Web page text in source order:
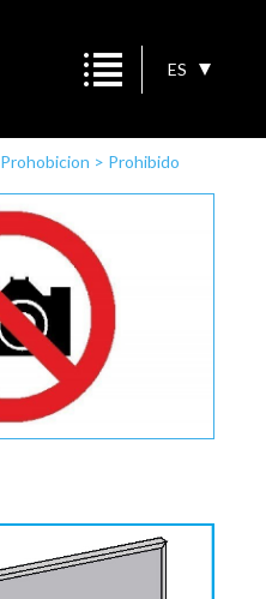
ES
Prohobicion > Prohibido